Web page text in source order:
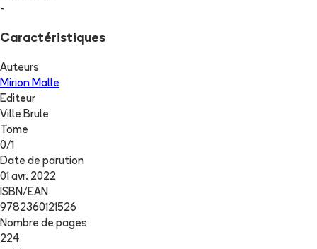
-
Caractéristiques
Auteurs
Mirion Malle
Editeur
Ville Brule
Tome
0/1
Date de parution
01 avr. 2022
ISBN/EAN
9782360121526
Nombre de pages
224